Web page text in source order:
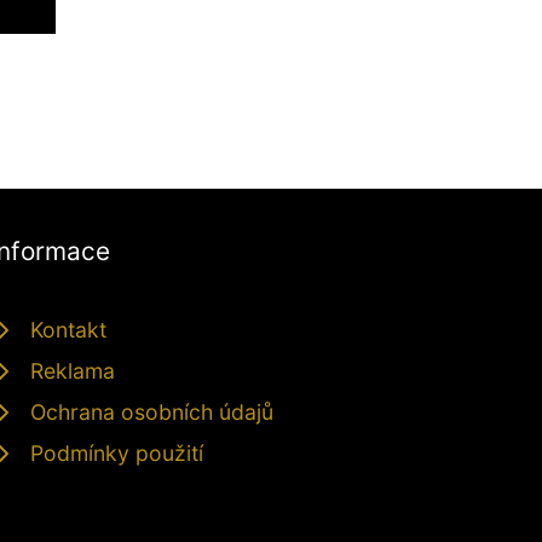
Kontakt
Reklama
Ochrana osobních údajů
Podmínky použití